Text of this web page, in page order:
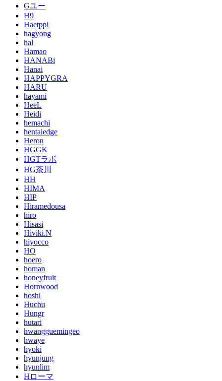
Gユー
H9
Haetppi
hagyong
hal
Hamao
HANABi
Hanai
HAPPYGRA
HARU
hayami
HeeL
Heidi
hemachi
hentaiedge
Heron
HGGK
HGTラボ
HG茶川
HH
HIMA
HIP
Hiramedousa
hiro
Hisasi
Hiviki.N
hiyocco
HO
hoero
homan
honeyfruit
Hornwood
hoshi
Huchu
Hungr
hutari
hwangguemingeo
hwaye
hyoki
hyunjung
hyunlim
Hローマ